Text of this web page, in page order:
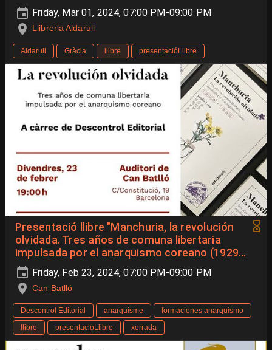
Friday, Mar 01, 2024, 07:00 PM-09:00 PM
Llibreria Aldarull
Aldarull Gràcia llibre presentacióLlibre
Presentació llibre "Manchuria, la revolución
olvidada. Tres años de comuna libertaria
impulsada por el anarquismo coreano (1929-
1932)", d'Emilio Crisi.
Friday, Feb 23, 2024, 07:00 PM-09:00 PM
Can Batlló
Descontrol Editorial anarquisme
formaciones anarquismo
llibre
presentacióLlibre xerrada